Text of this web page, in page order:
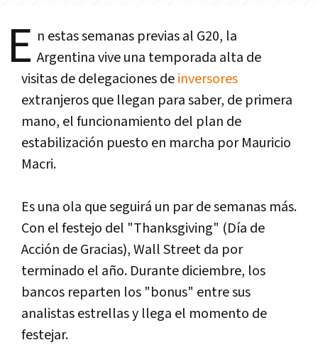
E n estas semanas previas al G20, la
Argentina vive una temporada alta de
visitas de delegaciones deinversores
extranjeros que llegan para saber, de primera
mano, el funcionamiento del plan de
estabilización puesto en marcha por Mauricio
Macri.
Es una ola que seguirá un par de semanas más.
Con el festejo del "Thanksgiving" (Día de
Acción de Gracias), Wall Street da por
terminado el año. Durante diciembre, los
bancos reparten los "bonus" entre sus
analistas estrellas y llega el momento de
festejar.